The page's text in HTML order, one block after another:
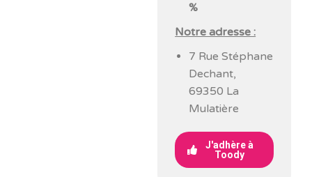
%
Notre adresse :
7 Rue Stéphane
Dechant,
69350 La
Mulatière
J'adhère à
Toody